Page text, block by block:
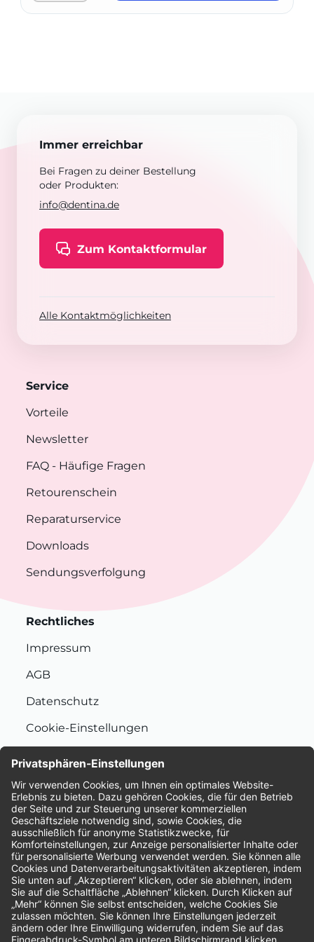
Immer erreichbar
Bei Fragen zu deiner Bestellung
oder Produkten:
info@dentina.de
Zum Kontaktformular
Alle Kontaktmöglichkeiten
Service
Vorteile
Newsletter
FAQ - Häufige Fragen
Retourenschein
Reparaturservice
Downloads
Sendungsverfolgung
Rechtliches
Impressum
AGB
Datenschutz
Cookie-Einstellungen
Bewertungen